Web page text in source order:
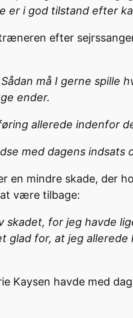
er i god tilstand efter
efter
må I gerne
ender.
allerede indenfor
med dagens indsats
en mindre skade, der
være tilbage:
for jeg havde
glad for, at jeg
Kaysen havde med